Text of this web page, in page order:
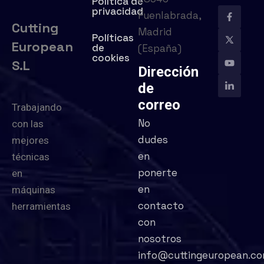
Cutting
European
S.L
Trabajando
con las
mejores
técnicas
en
máquinas
herramientas
privacidad
Políticas
de
cookies
Fuenlabrada,
Madrid
(España)
Dirección
de
correo
No
dudes
en
ponerte
en
contacto
con
nosotros